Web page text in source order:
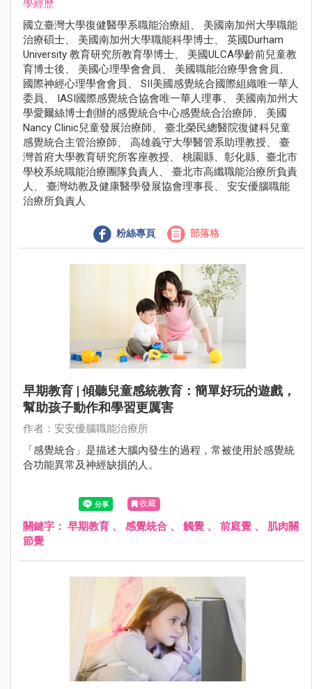
學經歷
國立臺灣大學復健醫學系職能治療組、 美國南加州大學職能
治療碩士、 美國南加州大學職能科學博士、 英國Durham
University 教育研究所教育學博士、 美國ULCA學齡前兒童教
育博士後、 美國心理學會會員、 美國職能治療學會會員、
國際神經心理學會會員、 SII美國感覺統合國際組織唯一華人
委員、 IASI國際感覺統合協會唯一華人理事、 美國南加州大
學愛爾絲博士創辦的感覺統合中心感覺統合治療師、 美國
Nancy Clinic兒童發展治療師、 臺北榮民總醫院復健科兒童
感覺統合主管治療師、 高雄義守大學醫管系助理教授、 臺
灣首府大學教育研究所客座教授、 桃園縣、彰化縣、臺北市
學校系統職能治療團隊負責人、 臺北市高纖職能治療所負責
人、 臺灣幼教及健康醫學發展協會理事長、 安安優腦職能
治療所負責人
粉絲專頁 部落格
早期教育 | 傾聽兒童感統教育：簡單好玩的遊戲，
幫助孩子動作和學習更厲害
作者：安安優腦職能治療所
「感覺統合」是描述大腦內發生的過程，常被使用於感覺統
合功能異常及神經缺損的人。
收藏
關鍵字： 早期教育 、 感覺統合 、 觸覺 、 前庭覺 、 肌肉關
節覺